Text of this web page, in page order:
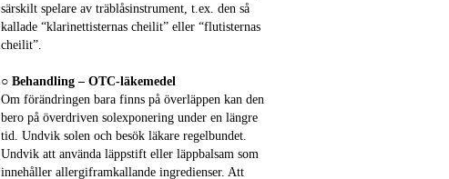
särskilt spelare av träblåsinstrument, t.ex. den så
kallade “klarinettisternas cheilit” eller “flutisternas
cheilit”.
○ Behandling – OTC‑läkemedel
Om förändringen bara finns på överläppen kan den
bero på överdriven solexponering under en längre
tid. Undvik solen och besök läkare regelbundet.
Undvik att använda läppstift eller läppbalsam som
innehåller allergiframkallande ingredienser. Att